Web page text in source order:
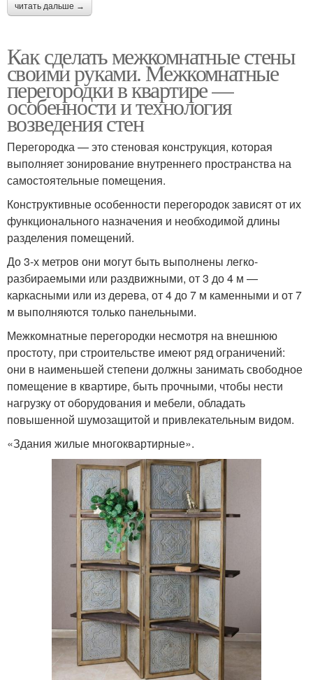
читать дальше →
Как сделать межкомнатные стены
своими руками. Межкомнатные
перегородки в квартире —
особенности и технология
возведения стен
Перегородка — это стеновая конструкция, которая
выполняет зонирование внутреннего пространства на
самостоятельные помещения.
Конструктивные особенности перегородок зависят от их
функционального назначения и необходимой длины
разделения помещений.
До 3-х метров они могут быть выполнены легко-
разбираемыми или раздвижными, от 3 до 4 м —
каркасными или из дерева, от 4 до 7 м каменными и от 7
м выполняются только панельными.
Межкомнатные перегородки несмотря на внешнюю
простоту, при строительстве имеют ряд ограничений:
они в наименьшей степени должны занимать свободное
помещение в квартире, быть прочными, чтобы нести
нагрузку от оборудования и мебели, обладать
повышенной шумозащитой и привлекательным видом.
«Здания жилые многоквартирные».